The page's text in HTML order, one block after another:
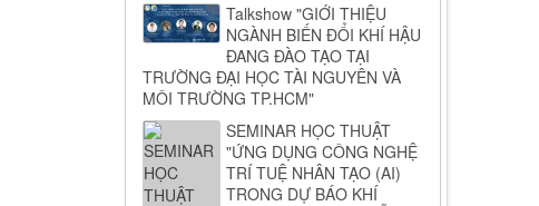
Talkshow "GIỚI THIỆU
NGÀNH BIẾN ĐỔI KHÍ HẬU
ĐANG ĐÀO TẠO TẠI
TRƯỜNG ĐẠI HỌC TÀI NGUYÊN VÀ
MÔI TRƯỜNG TP.HCM"
SEMINAR HỌC THUẬT
"ỨNG DỤNG CÔNG NGHỆ
TRÍ TUỆ NHÂN TẠO (AI)
TRONG DỰ BÁO KHÍ